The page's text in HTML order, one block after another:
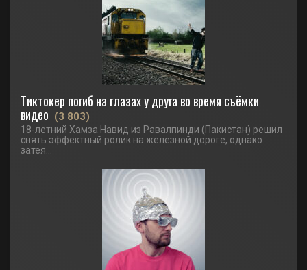
Тиктокер погиб на глазах у друга во время съёмки
видео (3 803)
18-летний Хамза Навид из Равалпинди (Пакистан) решил
снять эффектный ролик на железной дороге, однако
затея...